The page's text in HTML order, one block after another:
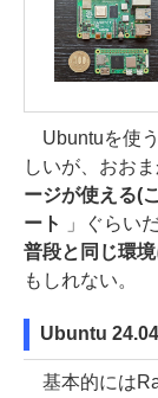
Ubuntuを使
しいが、おお
ージが使える(
ート
」ぐらい
普段と同じ環
もしれない。
Ubuntu
基本的には